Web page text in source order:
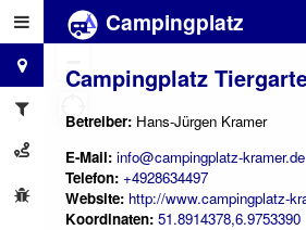
Campingplatz
Campingplatz
Betreiber: Hans-Jürgen Kramer
E-Mail: info@campingplatz-kramer.de
Telefon: +4928634497
Website: http://www.campingplatz-
Koordinaten: 51.8914378,6.9753390
+